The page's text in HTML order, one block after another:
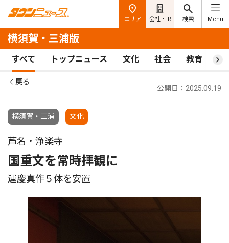
エリア 会社・IR 検索 Menu
横須賀・三浦版
すべて トップニュース 文化 社会 教育 ス
戻る
横須賀・三浦 文化
公開日：2025.09.19
芦名・浄楽寺
国重文を常時拝観に
運慶真作５体を安置